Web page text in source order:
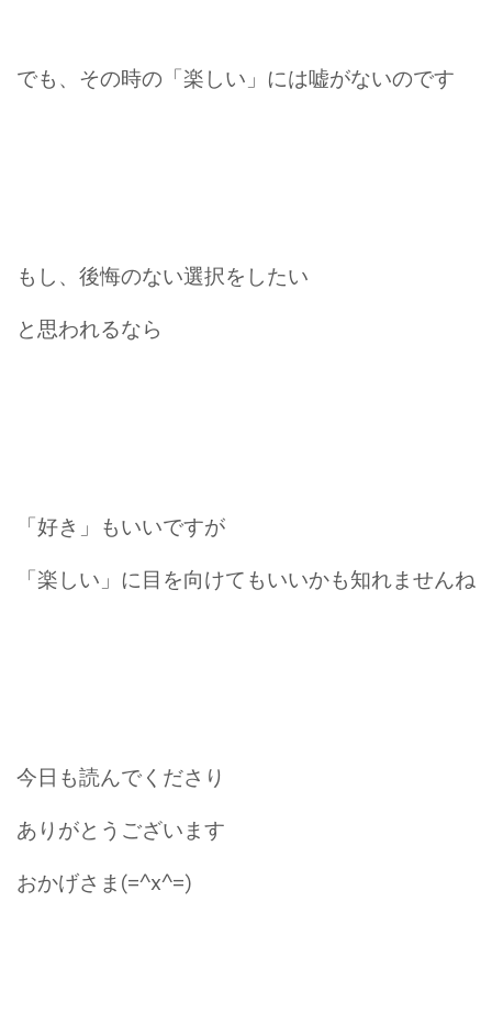
でも、その時の「楽しい」には嘘がないのです
もし、後悔のない選択をしたい
と思われるなら
「好き」もいいですが
「楽しい」に目を向けてもいいかも知れませんね
今日も読んでくださり
ありがとうございます
おかげさま(=^x^=)